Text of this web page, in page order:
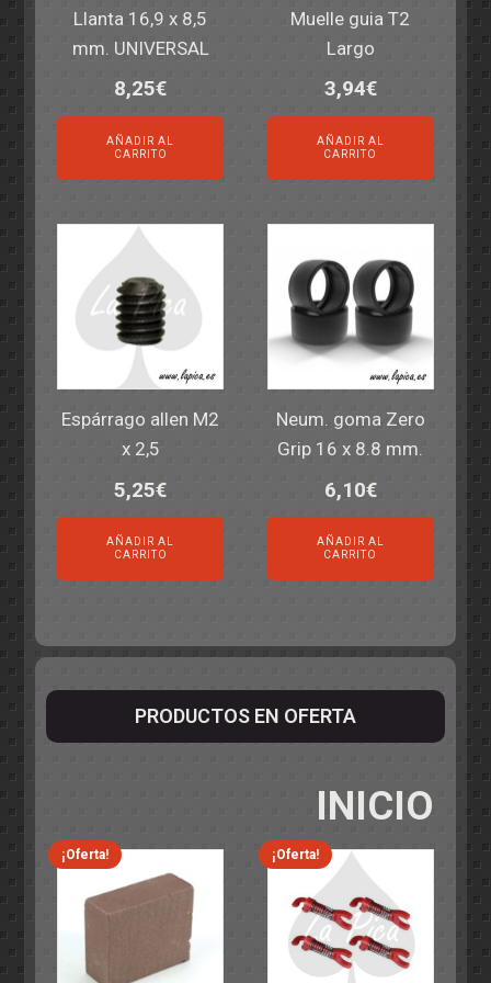
Llanta 16,9 x 8,5
mm. UNIVERSAL
8,25€
AÑADIR AL
CARRITO
Muelle guia T2
Largo
3,94€
AÑADIR AL
CARRITO
Espárrago allen M2
x 2,5
5,25€
AÑADIR AL
CARRITO
Neum. goma Zero
Grip 16 x 8.8 mm.
6,10€
AÑADIR AL
CARRITO
PRODUCTOS EN OFERTA
INICIO
¡Oferta! ¡Oferta!